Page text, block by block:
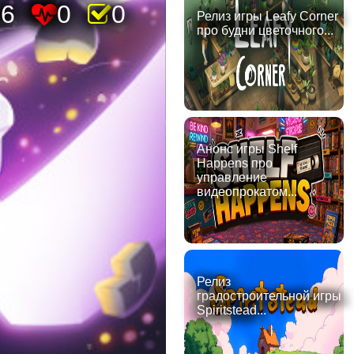
0 0
Релиз игры Leafy Corner
про будни цветочного...
Анонс игры Shelf
Happens про
управление
видеопрокатом...
Релиз
градостроительной игры
Spiritstead...